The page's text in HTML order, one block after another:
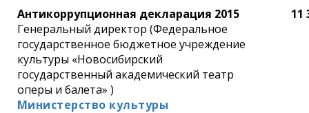
Антикоррупционная декларация 2015
Генеральный директор (Федеральное
государственное бюджетное учреждение
культуры «Новосибирский
государственный академический театр
оперы и балета» )
Министерство культуры
11